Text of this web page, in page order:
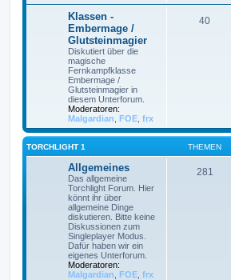
Klassen -
Embermage /
Glutsteinmagier
Diskutiert über die
magische
Fernkampfklasse
Embermage /
Glutsteinmagier in
diesem Unterforum.
Moderatoren:
Malgardian FOE frx
40
TORCHLIGHT 1 THEMEN
Allgemeines
Das allgemeine
Torchlight Forum. Hier
könnt ihr über
allgemeine Dinge
diskutieren. Bitte keine
Diskussionen zum
Singleplayer Modus.
Dafür haben wir ein
eigenes Unterforum.
Moderatoren:
Malgardian
FOE frx
281